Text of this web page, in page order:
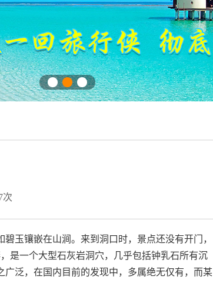
次
镶嵌在山涧。来到洞口时，景点还没有开门，
是一个大型石灰岩洞穴，几乎包括钟乳石所有沉
泛，在国内目前的发现中，多属绝无仅有，而某